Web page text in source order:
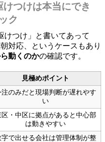
つけは本当にでき
ク
けつけ」と書いてあって
対応、というケースもあり
動くのかの確認です。
見極めポイント
注のみだと現場判断が遅れやす
い
区・中区に拠点があると中心部
は動きやすい
字で出せる会社は管理体制が整